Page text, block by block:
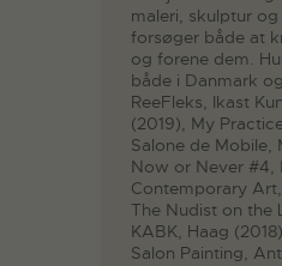
maleri, skulptur
forsøger både at
og forene dem.
både i Danmark
ReeFleks, Ikast
(2019), My
Salone de Mobile,
Now or Never #4,
Contemporary
The Nudist on the
KABK, Haag
Salon Painting,